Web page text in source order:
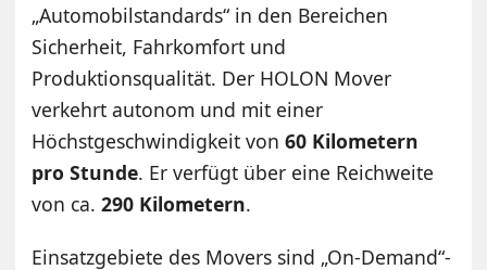
„Automobilstandards“ in den Bereichen
Sicherheit, Fahrkomfort und
Produktionsqualität. Der HOLON Mover
verkehrt autonom und mit einer
Höchstgeschwindigkeit von60 Kilometern
pro Stunde. Er verfügt über eine Reichweite
von ca.290 Kilometern.
Einsatzgebiete des Movers sind „On-Demand“-